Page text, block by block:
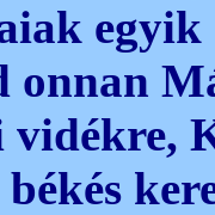
onnan
vidékre,